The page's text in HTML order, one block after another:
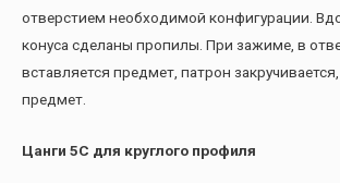
отверстием необходимой конфигурации.
конуса сделаны пропилы. При зажиме, в
вставляется предмет, патрон
предмет.
Цанги 5С для круглого профиля